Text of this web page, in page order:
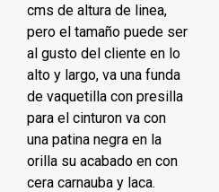
cms de altura de linea,
pero el tamaño puede ser
al gusto del cliente en lo
alto y largo, va una funda
de vaquetilla con presilla
para el cinturon va con
una patina negra en la
orilla su acabado en con
cera carnauba y laca.